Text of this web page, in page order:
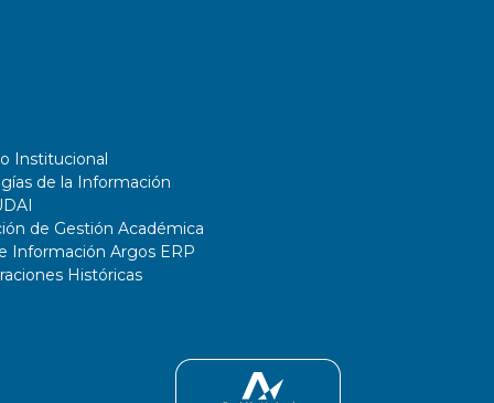
Institucional
de la Información
de Gestión Académica
Información Argos ERP
Históricas